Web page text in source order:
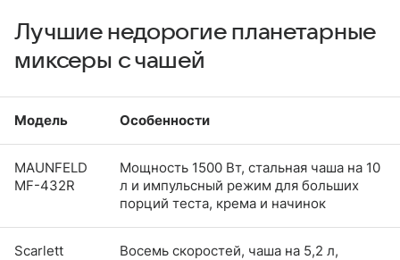
Лучшие недорогие планетарные
миксеры с чашей
Модель Особенности
MAUNFELD
MF-432R
Мощность 1500 Вт, стальная чаша на 10
л и импульсный режим для больших
порций теста, крема и начинок
Scarlett
Восемь скоростей, чаша на 5,2 л,